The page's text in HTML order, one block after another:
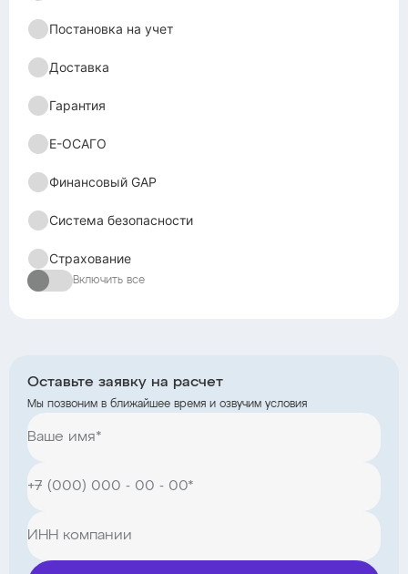
Постановка на учет
Доставка
Гарантия
Е-ОСАГО
Финансовый GAP
Система безопасности
Страхование
Включить все
Оставьте заявку на расчет
Мы позвоним в ближайшее время и озвучим условия